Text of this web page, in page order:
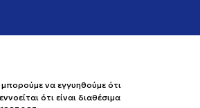
να εγγυηθούμε ότι
ότι είναι διαθέσιμα